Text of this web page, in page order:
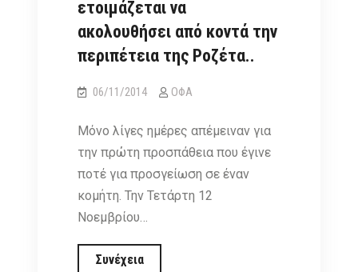
ετοιμάζεται να
ακολουθήσει από κοντά την
περιπέτεια της Ροζέτα..
06/11/2014 ΟΦΑ
Μόνο λίγες ημέρες απέμειναν για
την πρώτη προσπάθεια που έγινε
ποτέ για προσγείωση σε έναν
κομήτη. Την Τετάρτη 12
Νοεμβρίου…
ΣυνέχειαΈνας